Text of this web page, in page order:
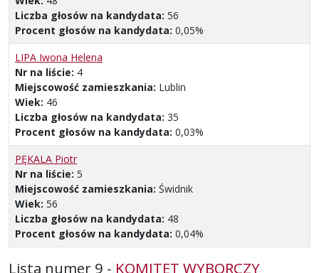
Liczba głosów na kandydata: 56
Procent głosów na kandydata: 0,05%
LIPA Iwona Helena
Nr na liście: 4
Miejscowość zamieszkania: Lublin
Wiek: 46
Liczba głosów na kandydata: 35
Procent głosów na kandydata: 0,03%
PĘKALA Piotr
Nr na liście: 5
Miejscowość zamieszkania: Świdnik
Wiek: 56
Liczba głosów na kandydata: 48
Procent głosów na kandydata: 0,04%
Lista numer 9 - KOMITET WYBORCZY